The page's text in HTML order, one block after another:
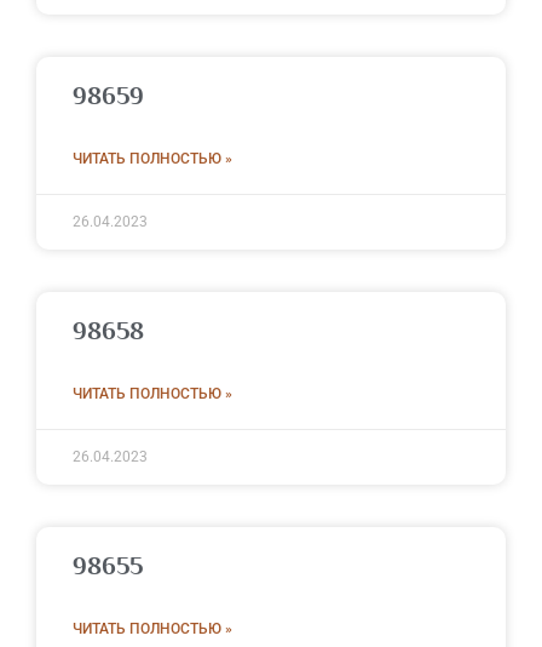
98659
ЧИТАТЬ ПОЛНОСТЬЮ »
26.04.2023
98658
ЧИТАТЬ ПОЛНОСТЬЮ »
26.04.2023
98655
ЧИТАТЬ ПОЛНОСТЬЮ »